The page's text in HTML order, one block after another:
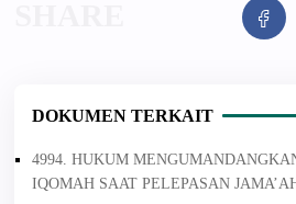
DOKUMEN TERKAIT
4994. HUKUM
IQOMAH SAAT PELEPASAN